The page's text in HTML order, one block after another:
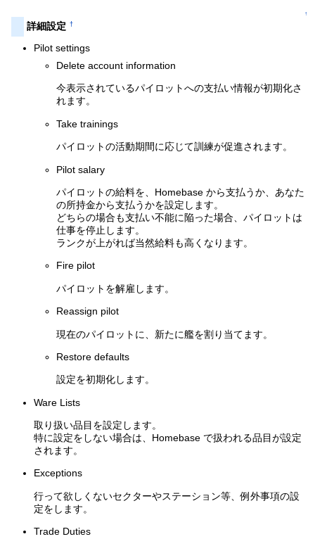
↑
詳細設定 †
Pilot settings
Delete account information
今表示されているパイロットへの支払い情報が初期化さ
れます。
Take trainings
パイロットの活動期間に応じて訓練が促進されます。
Pilot salary
パイロットの給料を、Homebase から支払うか、あなた
の所持金から支払うかを設定します。
どちらの場合も支払い不能に陥った場合、パイロットは
仕事を停止します。
ランクが上がれば当然給料も高くなります。
Fire pilot
パイロットを解雇します。
Reassign pilot
現在のパイロットに、新たに艦を割り当てます。
Restore defaults
設定を初期化します。
Ware Lists
取り扱い品目を設定します。
特に設定をしない場合は、Homebase で扱われる品目が設定
されます。
Exceptions
行って欲しくないセクターやステーション等、例外事項の設
定をします。
Trade Duties